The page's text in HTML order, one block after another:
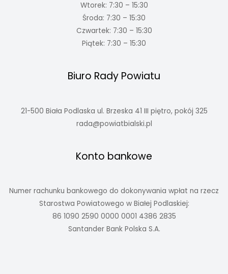
Wtorek: 7:30 – 15:30
Środa: 7:30 – 15:30
Czwartek: 7:30 – 15:30
Piątek: 7:30 – 15:30
Biuro Rady Powiatu
21-500 Biała Podlaska ul. Brzeska 41 III piętro, pokój 325
rada@powiatbialski.pl
Konto bankowe
Numer rachunku bankowego do dokonywania wpłat na rzecz
Starostwa Powiatowego w Białej Podlaskiej:
86 1090 2590 0000 0001 4386 2835
Santander Bank Polska S.A.